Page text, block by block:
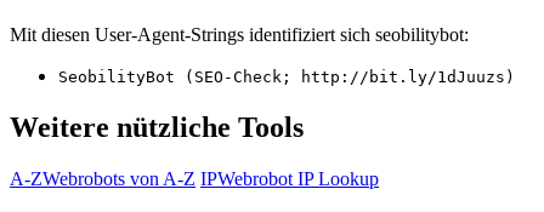
Mit diesen User-Agent-Strings identifiziert sich seobilitybot:
SeobilityBot (SEO-Check; http://bit.ly/1dJuuzs)
Weitere nützliche Tools
A-ZWebrobots von A-Z IPWebrobot IP Lookup